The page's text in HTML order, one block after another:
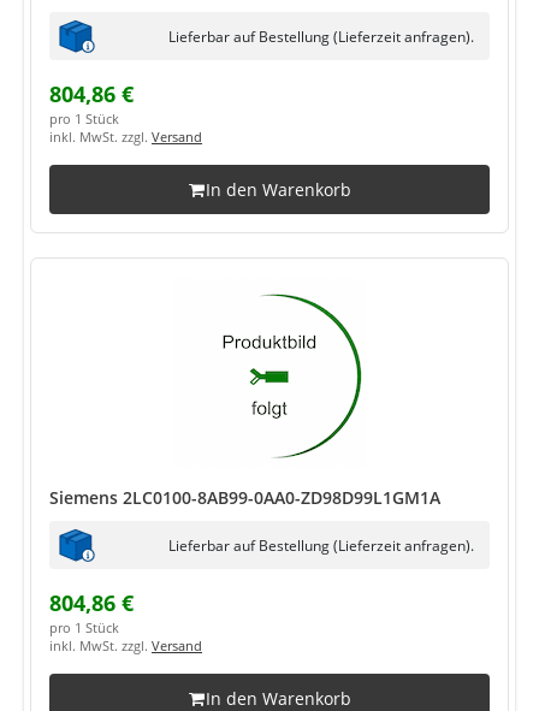
Lieferbar auf Bestellung (Lieferzeit anfragen).
804,86 €
pro 1 Stück
inkl. MwSt. zzgl. Versand
In den Warenkorb
Siemens 2LC0100-8AB99-0AA0-ZD98D99L1GM1A
Lieferbar auf Bestellung (Lieferzeit anfragen).
804,86 €
pro 1 Stück
inkl. MwSt. zzgl. Versand
In den Warenkorb